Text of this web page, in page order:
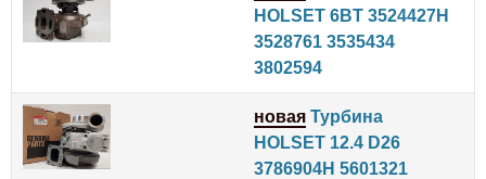
HOLSET 6BT 3524427H
3528761 3535434
3802594
новая Турбина
HOLSET 12.4 D26
3786904H 5601321